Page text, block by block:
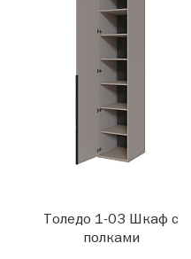
Толедо 1-03 Шкаф с
полками